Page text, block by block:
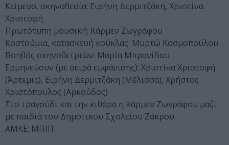
Κείμενο, σκηνοθεσία: Ειρήνη Δερμιτζάκη, Χριστίνα
Χριστοφή
Πρωτότυπη μουσική: Κάρμεν Ζωγράφου
Κοστούμια, κατασκευή κούκλας: Μυρτώ Κοσμοπούλου
Βοηθός σκηνοθετριών: Μαρία Μπρανίδου
Ερμηνεύουν (με σειρά εμφάνισης): Χριστίνα Χριστοφή
(Άρτεμις), Ειρήνη Δερμιτζάκη (Μέλισσα), Χρήστος
Χριστόπουλος (Αρκούδος)
Στο τραγούδι και την κιθάρα η Κάρμεν Ζωγράφου μαζί
με παιδιά του Δημοτικού Σχολείου Ζάκρου
ΑΜΚΕ: ΜΠΙΠ